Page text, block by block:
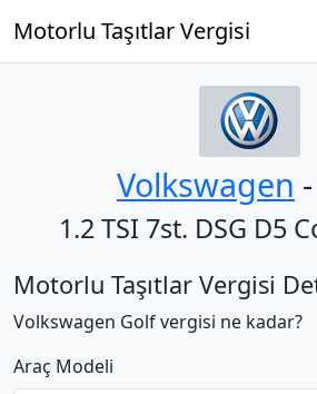
Motorlu Taşıtlar Vergisi
Volkswagen ‐
1.2 TSI 7st. DSG D5
Motorlu Taşıtlar Vergisi
Volkswagen Golf vergisi ne kadar?
Araç Modeli